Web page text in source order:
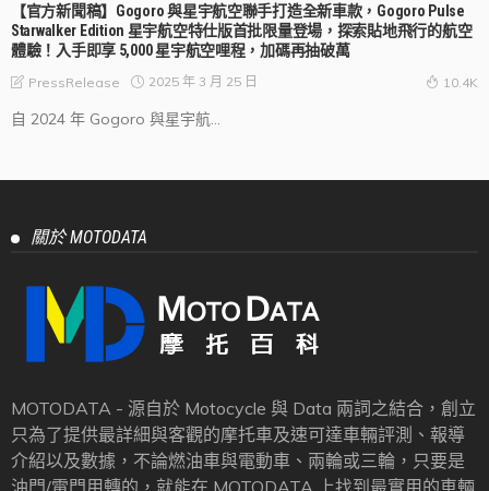
【官方新聞稿】Gogoro 與星宇航空聯手打造全新車款，Gogoro Pulse
Starwalker Edition 星宇航空特仕版首批限量登場，探索貼地飛行的航空
體驗！入手即享 5,000 星宇航空哩程，加碼再抽破萬
PressRelease 2025 年 3 月 25 日 10.4K
自 2024 年 Gogoro 與星宇航...
關於 MOTODATA
MOTODATA - 源自於 Motocycle 與 Data 兩詞之結合，創立
只為了提供最詳細與客觀的摩托車及速可達車輛評測、報導
介紹以及數據，不論燃油車與電動車、兩輪或三輪，只要是
油門/電門用轉的，就能在 MOTODATA 上找到最實用的車輛